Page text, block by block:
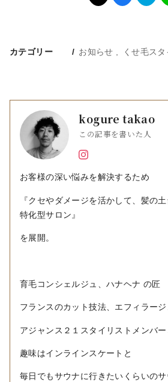
カテゴリー お知らせ くせ毛ス
kogure takao
この記事を書いた人
お客様の深い悩みを解決するため
『クセやダメージを活かして、髪の
特化型サロン』
を展開。
育毛コンシェルジュ、ハナヘナ の匠
フランスのカット技法、エフィラー
アジャンス２１スタイリストメンバー
趣味はインラインスケートと
毎日でもサウナに行きたいくらいのサ